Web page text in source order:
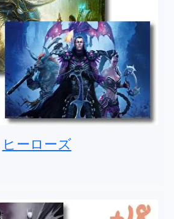
ヒーローズ